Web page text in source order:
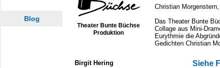
Blog
Theater Bunte Büchse
Produktion
Christian
Das Theater Bunte
Collage aus Mini-
Eurythmie die
Gedichten Christian
Birgit Hering
Siehe